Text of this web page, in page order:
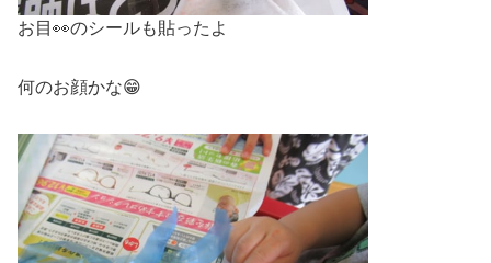
お目👀のシールも貼ったよ
何のお顔かな😁